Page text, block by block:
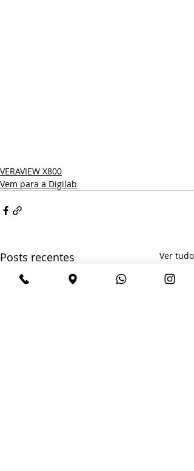
VERAVIEW X800
Vem para a Digilab
Posts recentes Ver tudo